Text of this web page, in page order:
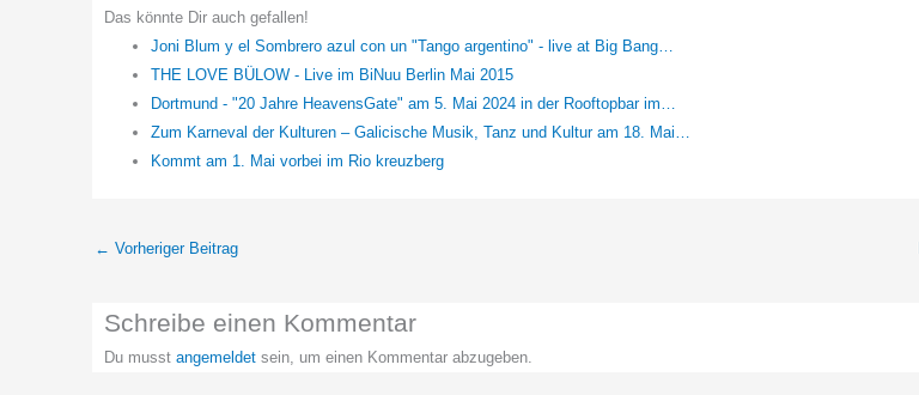
Das könnte Dir auch gefallen!
Joni Blum y el Sombrero azul con un "Tango argentino" - live at Big Bang…
THE LOVE BÜLOW - Live im BiNuu Berlin Mai 2015
Dortmund - "20 Jahre HeavensGate" am 5. Mai 2024 in der Rooftopbar im…
Zum Karneval der Kulturen – Galicische Musik, Tanz und Kultur am 18. Mai…
Kommt am 1. Mai vorbei im Rio kreuzberg
← Vorheriger Beitrag
Schreibe einen Kommentar
Du musst angemeldet sein, um einen Kommentar abzugeben.